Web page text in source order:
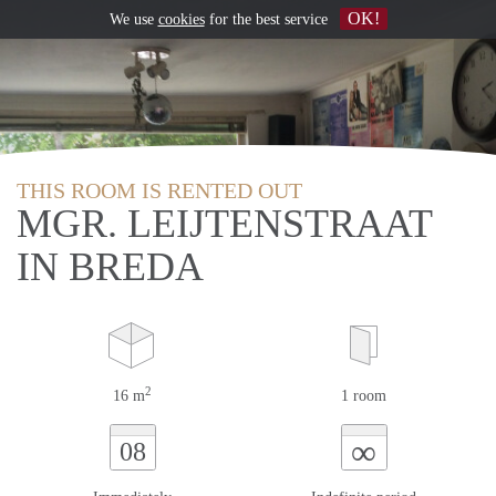
THIS ROOM IS RENTED OUT
MGR. LEIJTENSTRAAT
IN BREDA
16 m2 1 room
08 ∞
We use cookiesfor the best service OK!